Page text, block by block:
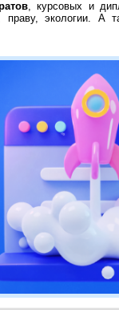
, курсовых и
экологии. А